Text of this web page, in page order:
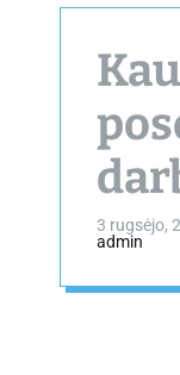
3 rugsėjo,
admin